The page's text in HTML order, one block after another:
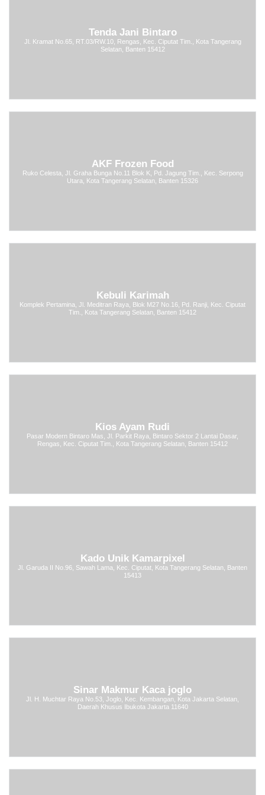
Tenda Jani Bintaro
Jl. Kramat No.65, RT.03/RW.10, Rengas, Kec. Ciputat Tim., Kota Tangerang
Selatan, Banten 15412
AKF Frozen Food
Ruko Celesta, Jl. Graha Bunga No.11 Blok K, Pd. Jagung Tim., Kec. Serpong
Utara, Kota Tangerang Selatan, Banten 15326
Kebuli Karimah
Komplek Pertamina, Jl. Meditran Raya, Blok M27 No.16, Pd. Ranji, Kec. Ciputat
Tim., Kota Tangerang Selatan, Banten 15412
Kios Ayam Rudi
Pasar Modern Bintaro Mas, Jl. Parkit Raya, Bintaro Sektor 2 Lantai Dasar,
Rengas, Kec. Ciputat Tim., Kota Tangerang Selatan, Banten 15412
Kado Unik Kamarpixel
Jl. Garuda II No.96, Sawah Lama, Kec. Ciputat, Kota Tangerang Selatan, Banten
15413
Sinar Makmur Kaca joglo
Jl. H. Muchtar Raya No.53, Joglo, Kec. Kembangan, Kota Jakarta Selatan,
Daerah Khusus Ibukota Jakarta 11640